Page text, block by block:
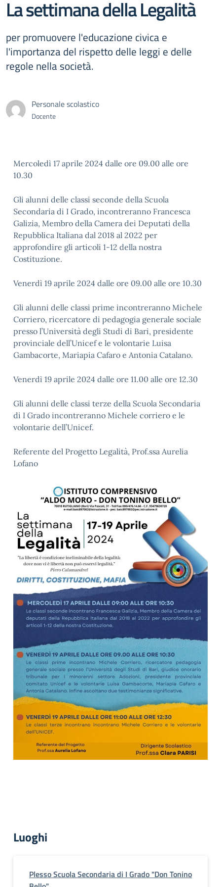
La settimana della Legalità
per promuovere l'educazione civica e
l'importanza del rispetto delle leggi e delle
regole nella società.
Personale scolastico
Docente
Mercoledì 17 aprile 2024 dalle ore 09.00 alle ore
10.30
Gli alunni delle classi seconde della Scuola
Secondaria di I Grado, incontreranno Francesca
Galizia, Membro della Camera dei Deputati della
Repubblica Italiana dal 2018 al 2022 per
approfondire gli articoli 1-12 della nostra
Costituzione.
Venerdì 19 aprile 2024 dalle ore 09.00 alle ore 10.30
Gli alunni delle classi prime incontreranno Michele
Corriero, ricercatore di pedagogia generale sociale
presso l’Università degli Studi di Bari, presidente
provinciale dell’Unicef e le volontarie Luisa
Gambacorte, Mariapia Cafaro e Antonia Catalano.
Venerdì 19 aprile 2024 dalle ore 11.00 alle ore 12.30
Gli alunni delle classi terze della Scuola Secondaria
di I Grado incontreranno Michele corriero e le
volontarie dell’Unicef.
Referente del Progetto Legalità, Prof.ssa Aurelia
Lofano
Luoghi
Plesso Scuola Secondaria di I Grado "Don Tonino